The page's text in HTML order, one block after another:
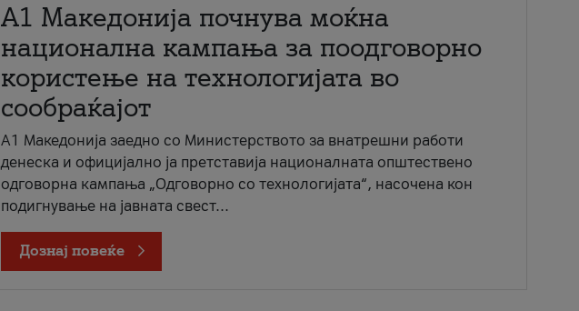
A1 Македонија почнува моќна
национална кампања за поодговорно
користење на технологијата во
сообраќајот
A1 Македонија заедно со Министерството за внатрешни работи
денеска и официјално ја претставија националната општествено
одговорна кампања „Одговорно со технологијата“, насочена кон
подигнување на јавната свест...
Дознај повеќе